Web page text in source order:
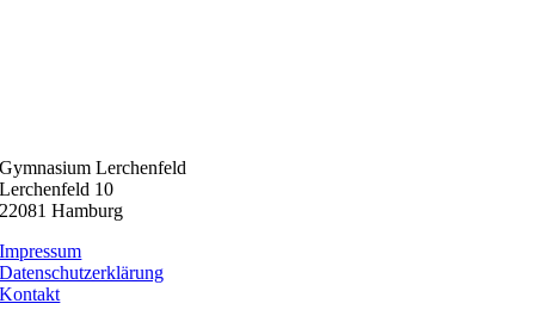
Gymnasium Lerchenfeld
Lerchenfeld 10
22081 Hamburg
Impressum
Datenschutzerklärung
Kontakt